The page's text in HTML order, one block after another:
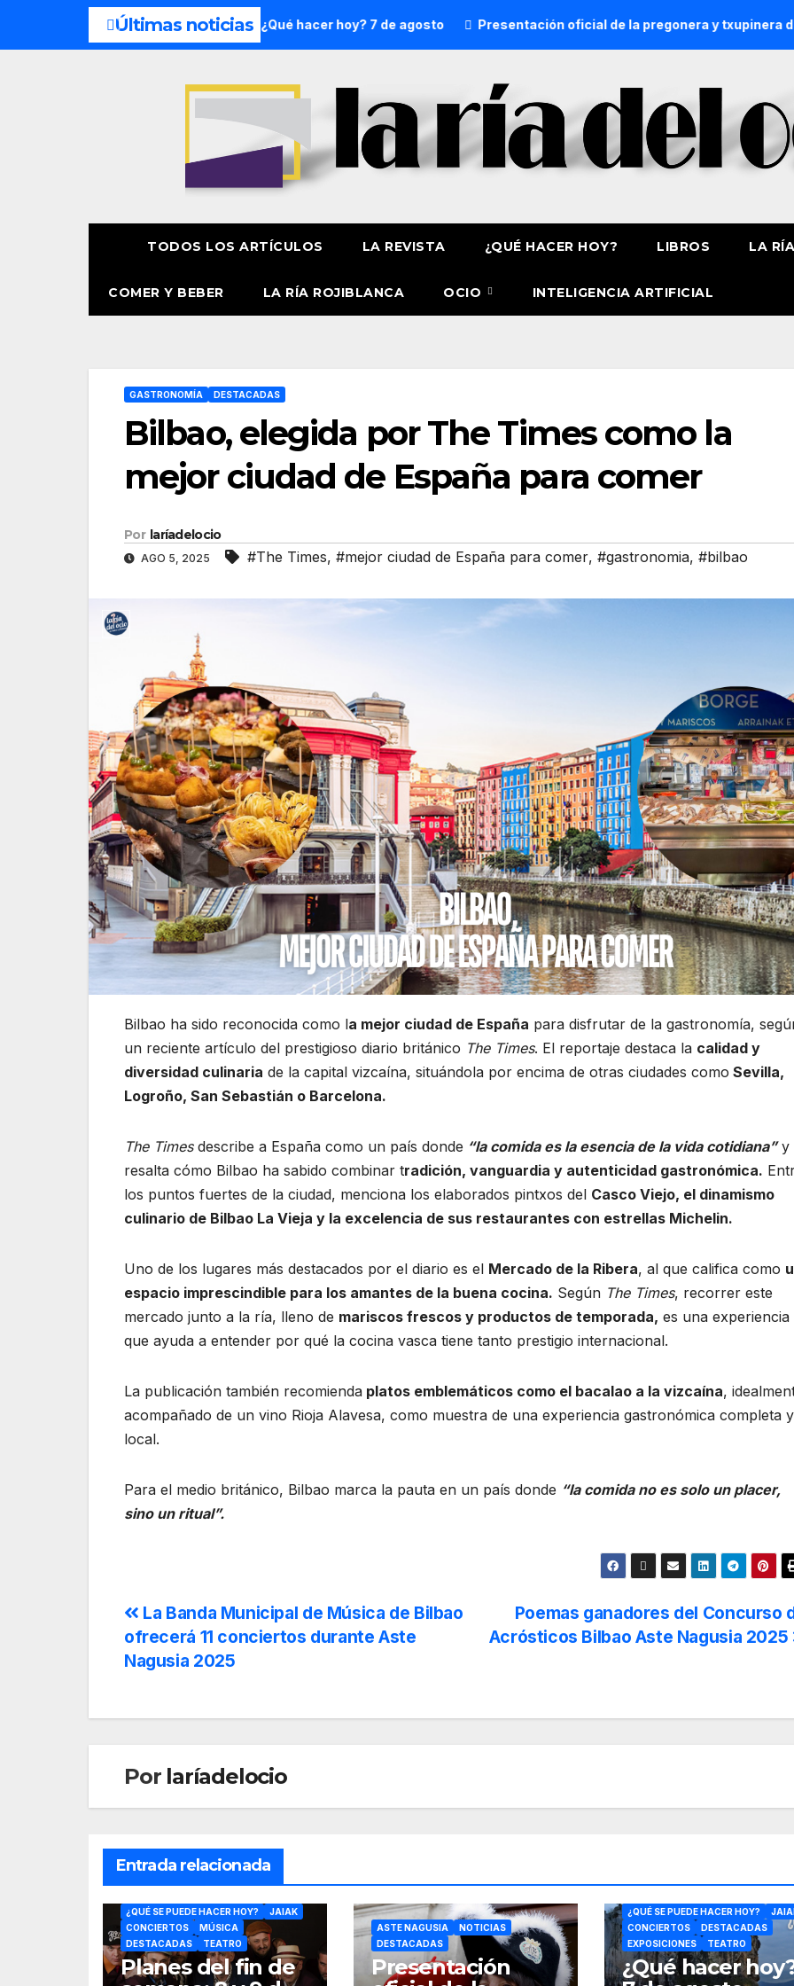
Últimas noticias
semana: 8 y 9 de agosto ¿Qué hacer hoy? 7 de agosto Presentación oficial de la pregonera y txupinera de Aste
TODOS LOS ARTÍCULOS LA REVISTA ¿QUÉ HACER HOY? LIBROS LA
COMER Y BEBER LA RÍA ROJIBLANCA OCIO INTELIGENCIA ARTIFICIAL
GASTRONOMÍA DESTACADAS
Bilbao, elegida por The Times como la
mejor ciudad de España para comer
Por laríadelocio
AGO 5, 2025 #The Times, #mejor ciudad de España para comer, #gastronomia, #bilbao
Bilbao ha sido reconocida como la mejor ciudad de España para disfrutar de la gastronomía,
un reciente artículo del prestigioso diario británico The Times. El reportaje destaca la calidad y
diversidad culinaria de la capital vizcaína, situándola por encima de otras ciudades como Sevilla,
Logroño, San Sebastián o Barcelona.
The Timesdescribe a España como un país donde “la comida es la esencia de la vida cotidiana” y
resalta cómo Bilbao ha sabido combinar tradición, vanguardia y autenticidad gastronómica.
los puntos fuertes de la ciudad, menciona los elaborados pintxos del Casco Viejo, el dinamismo
culinario de Bilbao La Vieja y la excelencia de sus restaurantes con estrellas Michelin.
Uno de los lugares más destacados por el diario es el Mercado de la Ribera, al que califica como
espacio imprescindible para los amantes de la buena cocina. Según The Times, recorrer este
mercado junto a la ría, lleno de mariscos frescos y productos de temporada, es una experiencia
que ayuda a entender por qué la cocina vasca tiene tanto prestigio internacional.
La publicación también recomienda platos emblemáticos como el bacalao a la vizcaína,
acompañado de un vino Rioja Alavesa, como muestra de una experiencia gastronómica completa y
local.
Para el medio británico, Bilbao marca la pauta en un país donde “la comida no es solo un placer,
sino un ritual”.
Poemas ganadores del Concurso
Acrósticos Bilbao Aste Nagusia 2025
La Banda Municipal de Música de Bilbao
ofrecerá 11 conciertos durante Aste
Nagusia 2025
Por laríadelocio
Entrada relacionada
¿QUÉ SE PUEDE HACER HOY?
JAIAK
CONCIERTOS
MÚSICA
DESTACADAS
TEATRO
Planes del fin de
ASTE NAGUSIA
NOTICIAS
DESTACADAS
Presentación
¿QUÉ SE PUEDE HACER HOY?
CONCIERTOS
DESTACADAS
EXPOSICIONES
TEATRO
¿Qué hacer